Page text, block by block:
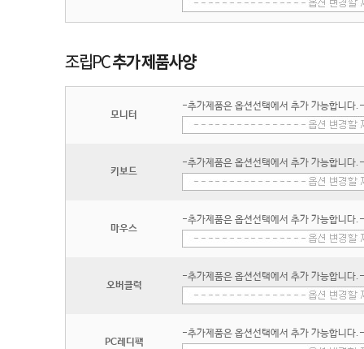
모니터
-추가제품은 옵션선택에서 추가 가능합니다.-
키보드
-추가제품은 옵션선택에서 추가 가능합니다.-
마우스
-추가제품은 옵션선택에서 추가 가능합니다.-
오버클럭
-추가제품은 옵션선택에서 추가 가능합니다.-
PC레디팩
-추가제품은 옵션선택에서 추가 가능합니다.-